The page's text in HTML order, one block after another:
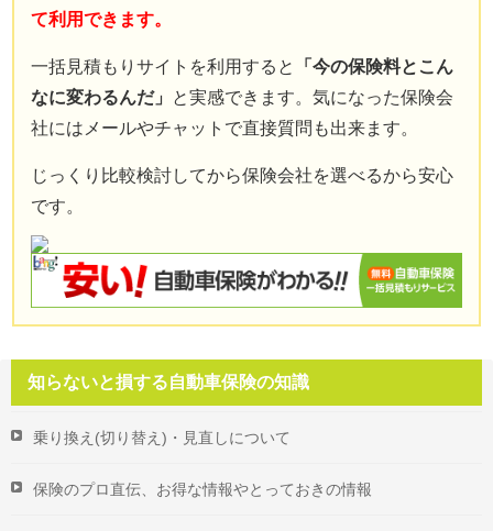
て利用できます。
一括見積もりサイトを利用すると
「今の保険料とこん
なに変わるんだ」
と実感できます。気になった保険会
社にはメールやチャットで直接質問も出来ます。
じっくり比較検討してから保険会社を選べるから安心
です。
知らないと損する自動車保険の知識
乗り換え(切り替え)・見直しについて
保険のプロ直伝、お得な情報やとっておきの情報